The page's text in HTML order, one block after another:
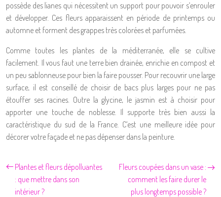
possède des lianes qui nécessitent un support pour pouvoir s’enrouler
et développer. Ces fleurs apparaissent en période de printemps ou
automne et forment des grappes très colorées et parfumées.
Comme toutes les plantes de la méditerranée, elle se cultive
facilement. Il vous faut une terre bien drainée, enrichie en compost et
un peu sablonneuse pour bien la faire pousser. Pour recouvrir une large
surface, il est conseillé de choisir de bacs plus larges pour ne pas
étouffer ses racines. Outre la glycine, le jasmin est à choisir pour
apporter une touche de noblesse. Il supporte très bien aussi la
caractéristique du sud de la France. C’est une meilleure idée pour
décorer votre façade et ne pas dépenser dans la peinture.
Plantes et fleurs dépolluantes
: que mettre dans son
intérieur ?
Fleurs coupées dans un vase :
comment les faire durer le
plus longtemps possible ?